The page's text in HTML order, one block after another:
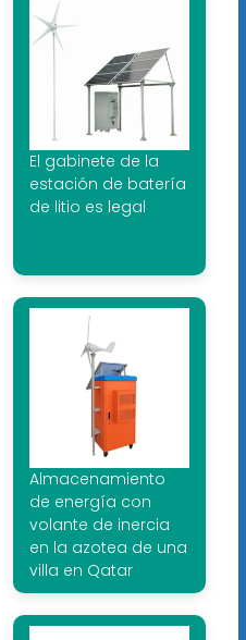
El gabinete de la
estación de batería
de litio es legal
Almacenamiento
de energía con
volante de inercia
en la azotea de una
villa en Qatar